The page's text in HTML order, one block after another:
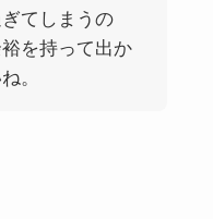
てしまうの
を持って出か
。